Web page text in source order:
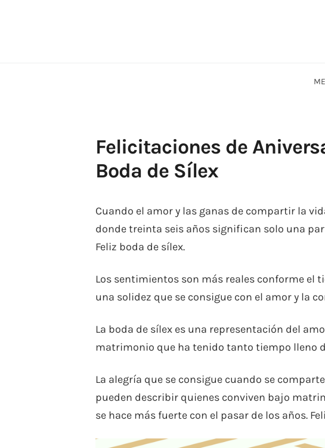
Felicitaciones de
Boda de Sílex
Cuando el amor y las ganas de compartir la
donde treinta seis años significan solo una
Feliz boda de sílex.
Los sentimientos son más reales conforme
una solidez que se consigue con el amor y la
La boda de sílex es una representación del
matrimonio que ha tenido tanto tiempo lleno
La alegría que se consigue cuando se
pueden describir quienes conviven bajo
se hace más fuerte con el pasar de los años.